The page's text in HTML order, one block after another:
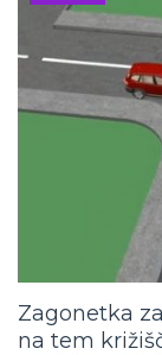
Zagonetka
na tem